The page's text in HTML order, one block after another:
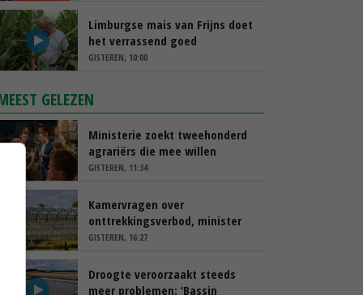
Limburgse mais van Frijns doet
het verrassend goed
GISTEREN, 10:00
GELEZEN
Ministerie zoekt tweehonderd
agrariërs die mee willen
denken
GISTEREN, 11:34
Kamervragen over
onttrekkingsverbod, minister
spreekt van ‘ondernemersrisico’
GISTEREN, 16:27
Droogte veroorzaakt steeds
meer problemen: ‘Bassin